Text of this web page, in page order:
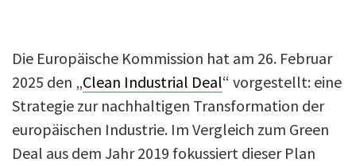
Die Europäische Kommission hat am 26. Februar
2025 den „Clean Industrial Deal“ vorgestellt: eine
Strategie zur nachhaltigen Transformation der
europäischen Industrie. Im Vergleich zum Green
Deal aus dem Jahr 2019 fokussiert dieser Plan